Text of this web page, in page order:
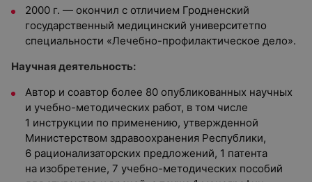
2000 г. — окончил с отличием Гродненский
государственный медицинский университетпо
специальности «Лечебно-профилактическое дело».
Научная деятельность:
Автор и соавтор более 80 опубликованных научных
и учебно-методических работ, в том числе
1 инструкции по применению, утвержденной
Министерством здравоохранения Республики,
6 рационализаторских предложений, 1 патента
на изобретение, 7 учебно-методических пособий